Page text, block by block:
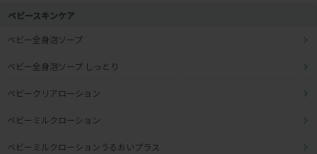
ベビースキンケア
ベビー全身泡ソープ
ベビー全身泡ソープ しっとり
ベビークリアローション
ベビーミルクローション
ベビーミルクローションうるおいプラス